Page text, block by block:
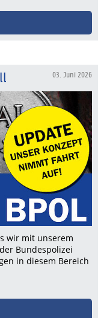
03. Juni 2026
wir mit unserem
Bundespolizei
in diesem Bereich